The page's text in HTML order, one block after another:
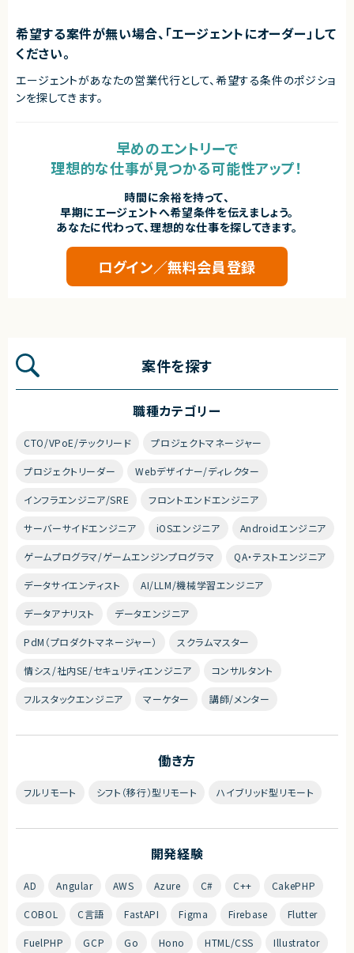
希望する案件が無い場合、「エージェントにオーダー」して
ください。
エージェントがあなたの営業代行として、希望する条件のポジショ
ンを探してきます。
早めのエントリーで
理想的な仕事が見つかる可能性アップ！
時間に余裕を持って、
早期にエージェントへ希望条件を伝えましょう。
あなたに代わって、理想的な仕事を探してきます。
ログイン／無料会員登録
案件を探す
職種カテゴリー
CTO/VPoE/テックリード プロジェクトマネージャー
プロジェクトリーダー Webデザイナー/ディレクター
インフラエンジニア/SRE フロントエンドエンジニア
サーバーサイドエンジニア iOSエンジニア Androidエンジニア
ゲームプログラマ/ゲームエンジンプログラマ QA・テストエンジニア
データサイエンティスト AI/LLM/機械学習エンジニア
データアナリスト データエンジニア
PdM（プロダクトマネージャー） スクラムマスター
情シス/社内SE/セキュリティエンジニア コンサルタント
フルスタックエンジニア マーケター 講師/メンター
働き方
フルリモート シフト（移行）型リモート ハイブリッド型リモート
開発経験
AD Angular AWS Azure C# C++ CakePHP
COBOL C言語 FastAPI Figma Firebase Flutter
FuelPHP GCP Go Hono HTML/CSS Illustrator